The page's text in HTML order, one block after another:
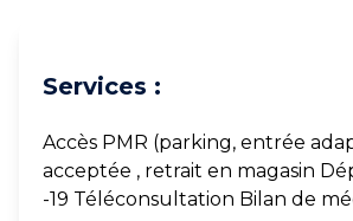
Services :
Accès PMR (parking, entrée
acceptée , retrait en magasin
-19 Téléconsultation Bilan de